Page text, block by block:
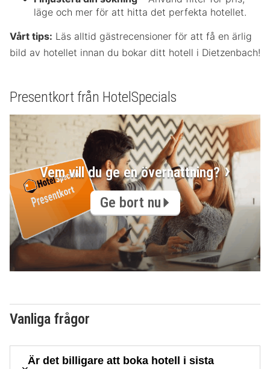
läge och mer för att hitta det perfekta hotellet.
Vårt tips: Läs alltid gästrecensioner för att få en ärlig
bild av hotellet innan du bokar ditt hotell i Dietzenbach!
Presentkort från HotelSpecials
Vem vill du ge en övernattning?
Ge bort nu
Vanliga frågor
Är det billigare att boka hotell i sista